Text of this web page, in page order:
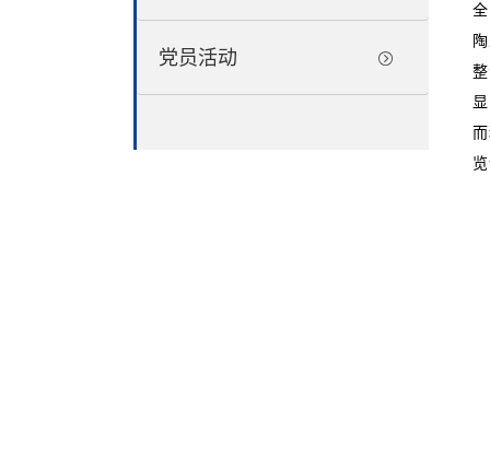
党员活动